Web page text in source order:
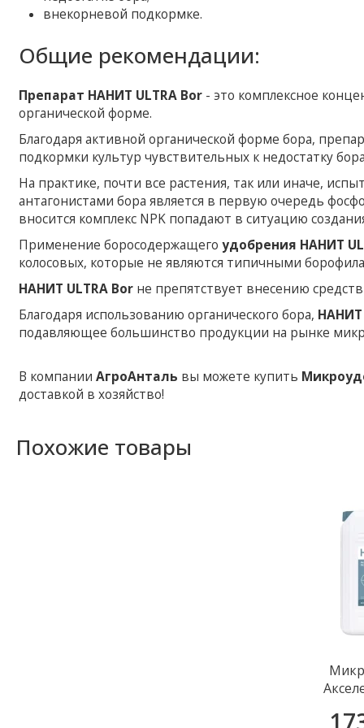
внекорневой подкормке.
Общие рекомендации:
Препарат НАНИТ ULTRA Bor - это комплексное
органической форме.
Благодаря активной органической форме бора,
подкормки культур чувствительных к недостатку
На практике, почти все растения, так или иначе,
антагонистами бора является в первую очередь
вносится комплекс NPK попадают в ситуацию
Применение боросодержащегоудобрения НАНИТ
колосовых, которые не являются типичными
НАНИТ ULTRA Bor не препятствует внесению
Благодаря использованию органического бора, НАНИТ
подавляющее большинство продукции на рынке
В компанииАгроАнталь вы можете купить
доставкой в хозяйство!
Похожие товары